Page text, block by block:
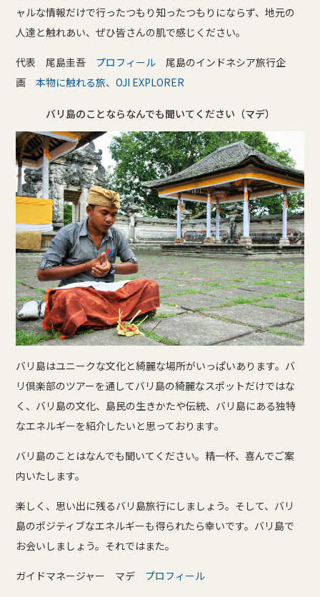
ャルな情報だけで行ったつもり知ったつもりにならず、地元の
人達と触れあい、ぜひ皆さんの肌で感じください。
代表 尾島圭吾 プロフィール 尾島のインドネシア旅行企
画本物に触れる旅、OJI EXPLORER
バリ島のことならなんでも聞いてください（マデ）
バリ島はユニークな文化と綺麗な場所がいっぱいあります。バ
リ倶楽部のツアーを通してバリ島の綺麗なスポットだけではな
く、バリ島の文化、島民の生きかたや伝統、バリ島にある独特
なエネルギーを紹介したいと思っております。
バリ島のことはなんでも聞いてください。精一杯、喜んでご案
内いたします。
楽しく、思い出に残るバリ島旅行にしましょう。そして、バリ
島のポジティブなエネルギーも得られたら幸いです。バリ島で
お会いしましょう。それではまた。
ガイドマネージャー マデ プロフィール